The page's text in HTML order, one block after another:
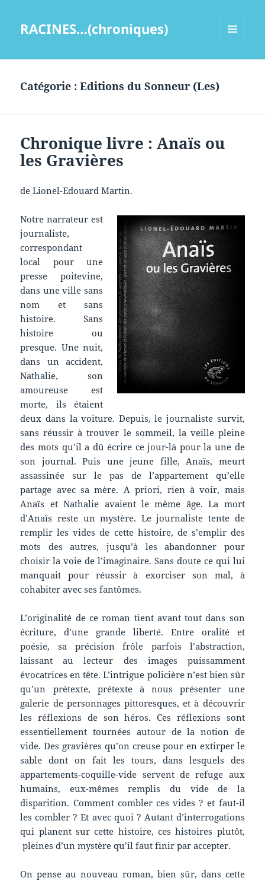
RACINES…(chroniques)
Catégorie :Editions du Sonneur (Les)
Chronique livre : Anaïs ou
les Gravières
de Lionel-Edouard Martin.
Notre narrateur est
journaliste,
correspondant
local pour une
presse poitevine,
dans une ville sans
nom et sans
histoire. Sans
histoire ou
presque. Une nuit,
dans un accident,
Nathalie, son
amoureuse est
morte, ils étaient
deux dans la voiture. Depuis, le journaliste survit,
sans réussir à trouver le sommeil, la veille pleine
des mots qu’il a dû écrire ce jour-là pour la une de
son journal. Puis une jeune fille, Anaïs, meurt
assassinée sur le pas de l’appartement qu’elle
partage avec sa mère. A priori, rien à voir, mais
Anaïs et Nathalie avaient le même âge. La mort
d’Anaïs reste un mystère. Le journaliste tente de
remplir les vides de cette histoire, de s’emplir des
mots des autres, jusqu’à les abandonner pour
choisir la voie de l’imaginaire. Sans doute ce qui lui
manquait pour réussir à exorciser son mal, à
cohabiter avec ses fantômes.
L’originalité de ce roman tient avant tout dans son
écriture, d’une grande liberté. Entre oralité et
poésie, sa précision frôle parfois l’abstraction,
laissant au lecteur des images puissamment
évocatrices en tête. L’intrigue policière n’est bien sûr
qu’un prétexte, prétexte à nous présenter une
galerie de personnages pittoresques, et à découvrir
les réflexions de son héros. Ces réflexions sont
essentiellement tournées autour de la notion de
vide. Des gravières qu’on creuse pour en extirper le
sable dont on fait les tours, dans lesquels des
appartements-coquille-vide servent de refuge aux
humains, eux-mêmes remplis du vide de la
disparition. Comment combler ces vides ? et faut-il
les combler ? Et avec quoi ? Autant d’interrogations
qui planent sur cette histoire, ces histoires plutôt,
pleines d’un mystère qu’il faut finir par accepter.
On pense au nouveau roman, bien sûr, dans cette